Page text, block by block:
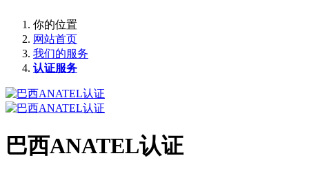
你的位置
网站首页
我们的服务
认证服务
巴西ANATEL认证